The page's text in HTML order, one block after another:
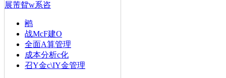
展芾眢w系咨
鹇
战McF建O
全面A算管理
成本分析c化
召Y金c\IY金管理